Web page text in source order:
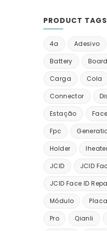
PRODUCT TAGS
4a Adesivo
Battery Board
Carga Cola
Connector
Estação
Fpc
Holder
JCID JCID
JCID Face ID
Módulo
Pro Qianli